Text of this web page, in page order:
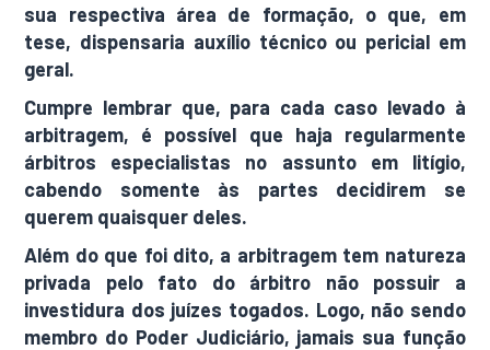
sua respectiva área de formação, o que, em
tese, dispensaria auxílio técnico ou pericial em
geral.
Cumpre lembrar que, para cada caso levado à
arbitragem, é possível que haja regularmente
árbitros especialistas no assunto em litígio,
cabendo somente às partes decidirem se
querem quaisquer deles.
Além do que foi dito, a arbitragem tem natureza
privada pelo fato do árbitro não possuir a
investidura dos juízes togados. Logo, não sendo
membro do Poder Judiciário, jamais sua função